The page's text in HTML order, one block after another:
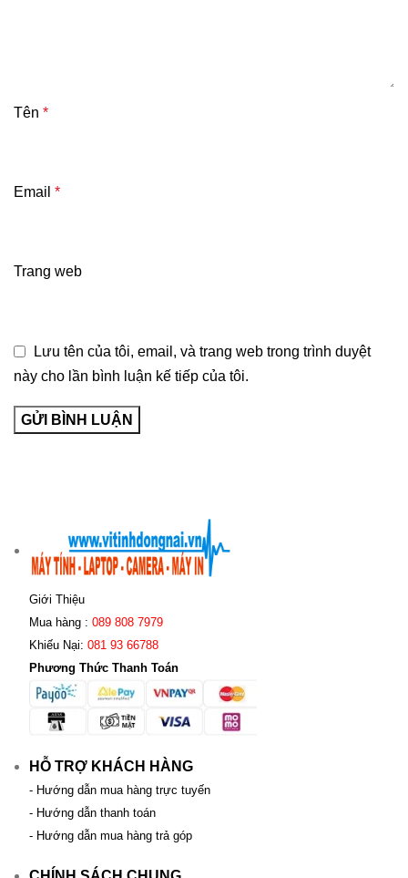
Tên *
Email *
Trang web
Lưu tên của tôi, email, và trang web trong trình duyệt
này cho lần bình luận kế tiếp của tôi.
Giới Thiệu
Mua hàng : 089 808 7979
Khiếu Nại: 081 93 66788
Phương Thức Thanh Toán
HỖ TRỢ KHÁCH HÀNG
- Hướng dẫn mua hàng trực tuyến
- Hướng dẫn thanh toán
- Hướng dẫn mua hàng trả góp